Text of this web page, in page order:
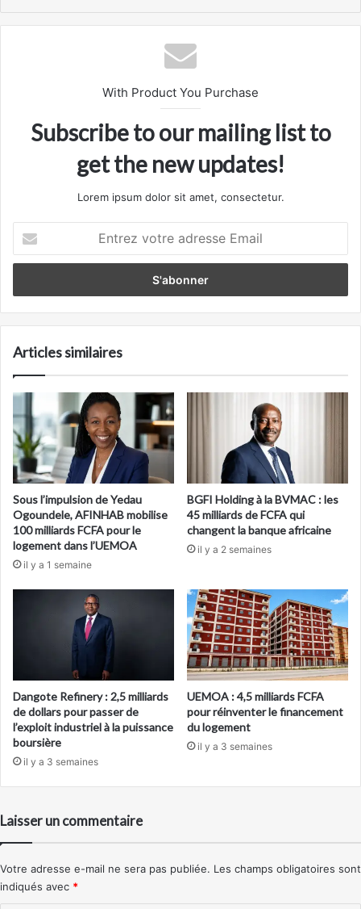
With Product You Purchase
Subscribe to our mailing list to
get the new updates!
Lorem ipsum dolor sit amet, consectetur.
votre
adresse
Articles similaires
Sous l’impulsion de Yedau
Ogoundele, AFINHAB mobilise
100 milliards FCFA pour le
logement dans l’UEMOA
il y a 1 semaine
BGFI Holding à la BVMAC : les
45 milliards de FCFA qui
changent la banque africaine
il y a 2 semaines
Dangote Refinery : 2,5 milliards
de dollars pour passer de
l’exploit industriel à la puissance
boursière
il y a 3 semaines
UEMOA : 4,5 milliards FCFA
pour réinventer le financement
du logement
il y a 3 semaines
Laisser un commentaire
Votre adresse e-mail ne sera pas publiée. Les champs obligatoires sont
indiqués avec *